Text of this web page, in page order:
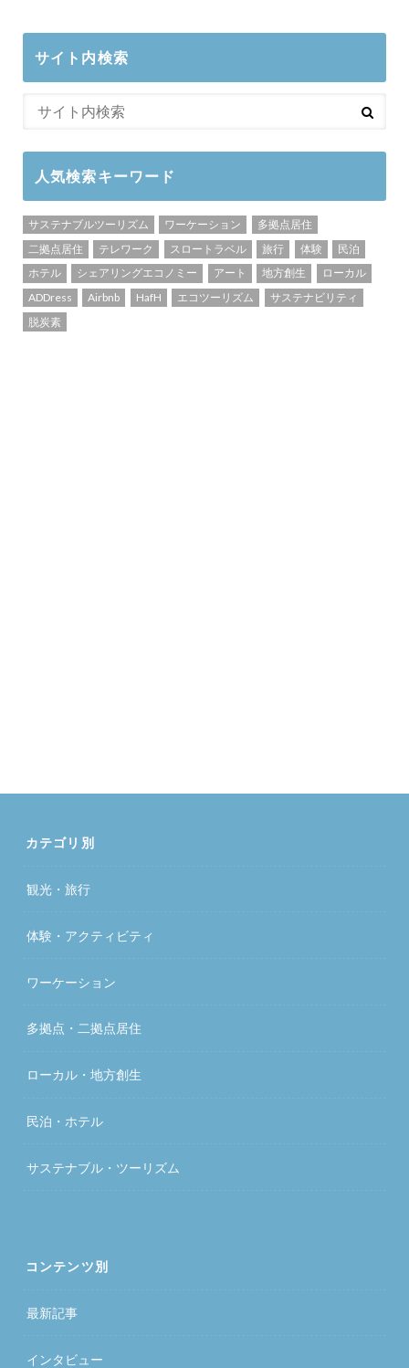
サイト内検索
人気検索キーワード
サステナブルツーリズム ワーケーション
多拠点居住
二拠点居住
テレワーク スロートラベル 旅行 体験
民泊
ホテル
シェアリングエコノミー アート 地方創生
ローカル
ADDress
Airbnb HafH エコツーリズム
サステナビリティ
脱炭素
カテゴリ別
観光・旅行
体験・アクティビティ
ワーケーション
多拠点・二拠点居住
ローカル・地方創生
民泊・ホテル
サステナブル・ツーリズム
コンテンツ別
最新記事
インタビュー